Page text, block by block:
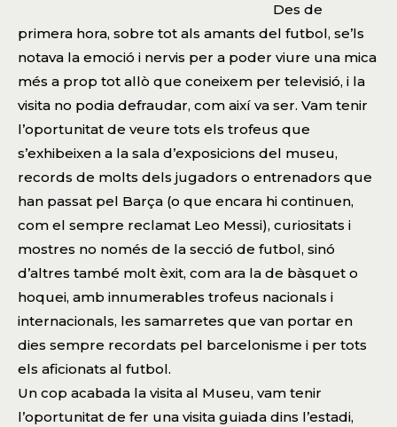
Des de
primera hora, sobre tot als amants del futbol, se’ls
notava la emoció i nervis per a poder viure una mica
més a prop tot allò que coneixem per televisió, i la
visita no podia defraudar, com així va ser. Vam tenir
l’oportunitat de veure tots els trofeus que
s’exhibeixen a la sala d’exposicions del museu,
records de molts dels jugadors o entrenadors que
han passat pel Barça (o que encara hi continuen,
com el sempre reclamat Leo Messi), curiositats i
mostres no només de la secció de futbol, sinó
d’altres també molt èxit, com ara la de bàsquet o
hoquei, amb innumerables trofeus nacionals i
internacionals, les samarretes que van portar en
dies sempre recordats pel barcelonisme i per tots
els aficionats al futbol.
Un cop acabada la visita al Museu, vam tenir
l’oportunitat de fer una visita guiada dins l’estadi,